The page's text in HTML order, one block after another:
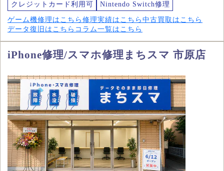
クレジットカード利用可
Nintendo Switch修理
ゲーム機修理はこちら 修理実績はこちら 中古買取はこちら
データ復旧はこちら コラム一覧はこちら
iPhone修理/スマホ修理まちスマ 市原店